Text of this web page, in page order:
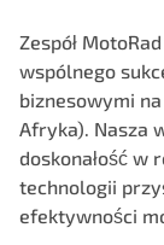
Zespół
wspólnego
biznesowymi
Afryka). Nasza
doskonałość w
technologii
efektywności